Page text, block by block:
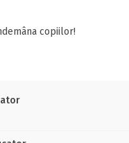
copiilor!